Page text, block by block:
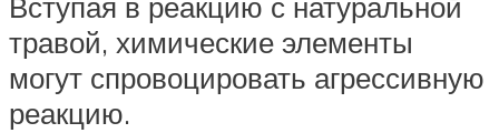
травой, химические элементы
могут спровоцировать агрессивную
реакцию.